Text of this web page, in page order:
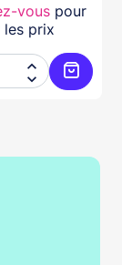
vous pour
les prix

